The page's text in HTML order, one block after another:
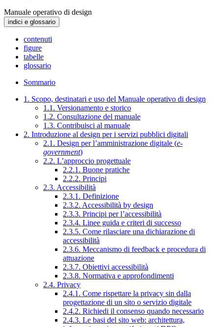
Manuale operativo di design
indici e glossario
contenuti
figure
tabelle
glossario
Sommario
1. Scopo, destinatari e uso del Manuale operativo di design
1.1. Versionamento e storico
1.2. Consultazione del manuale
1.3. Contribuisci al manuale
2. Introduzione al design per i servizi pubblici digitali
2.1. Design per l’amministrazione digitale (e-
government)
2.2. L’approccio progettuale
2.2.1. Buone pratiche
2.2.2. Principi
2.3. Accessibilità
2.3.1. Definizione
2.3.2. Accessibilità by design
2.3.3. Principi per l’accessibilità
2.3.4. Linee guida e criteri di successo
2.3.5. Come rilasciare una dichiarazione di
accessibilità
2.3.6. Meccanismo di feedback e procedura di
attuazione
2.3.7. Obiettivi accessibilità
2.3.8. Normativa e approfondimenti
2.4. Privacy
2.4.1. Come rispettare la privacy sin dalla
progettazione di un sito o servizio digitale
2.4.2. Richiedi il consenso quando necessario
2.4.3. Le basi del sito web: architettura,